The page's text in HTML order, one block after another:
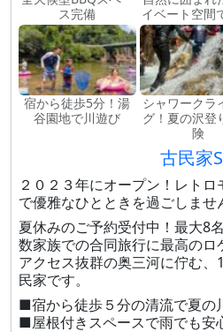
ス完備
イベート空間
宿から徒歩5分！湯
谷園地で川遊び
シャワークラ
グ！夏の沢登
険
古民家
２０２３年にオープン！レト
で優雅なひとときを過ごしませ
夏休みのご予約受付中！最大8
数家族での合同旅行に最高のロ
アクセス抜群の奥三河に佇む
民家です。
■宿から徒歩５分の清流で夏の
■屋根付きスペースで雨でも安